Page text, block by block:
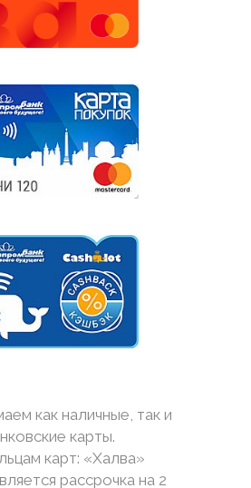
как наличные, так и
карты.
карт: «Халва»
рассрочка на 2